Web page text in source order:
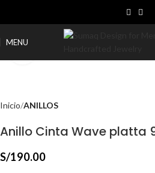
MENU
Inicio ANILLOS
Anillo Cinta Wave platta
S/190.00